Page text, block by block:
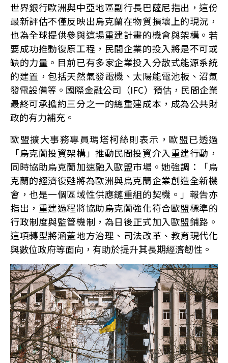
世界銀行歐洲與中亞地區副行長巴薩尼指出，這份
最新評估不僅反映出烏克蘭在物質損壞上的現況，
也為全球提供參與這場重建計畫的機會與架構。若
要成功推動復原工程，民間企業的投入將是不可或
缺的力量。目前已有多家企業投入分散式能源系統
的建置，包括天然氣發電機、太陽能電池板、沼氣
發電設備等。國際金融公司（IFC）預估，民間企業
最終可承擔約三分之一的總重建成本，成為公共財
政的有力補充。
歐盟擴大事務專員瑪塔柯絲則表示，歐盟已透過
「烏克蘭投資架構」推動民間投資介入重建行動，
同時協助烏克蘭加速融入歐盟市場。她強調：「烏
克蘭的經濟復甦將為歐洲與烏克蘭企業創造全新機
會，也是一個區域性供應鏈重組的契機。」報告亦
指出，重建過程將協助烏克蘭強化符合歐盟標準的
行政制度與監管機制，為日後正式加入歐盟鋪路。
這項轉型將涵蓋地方治理、司法改革、教育現代化
與數位政府等面向，有助於提升其長期經濟韌性。